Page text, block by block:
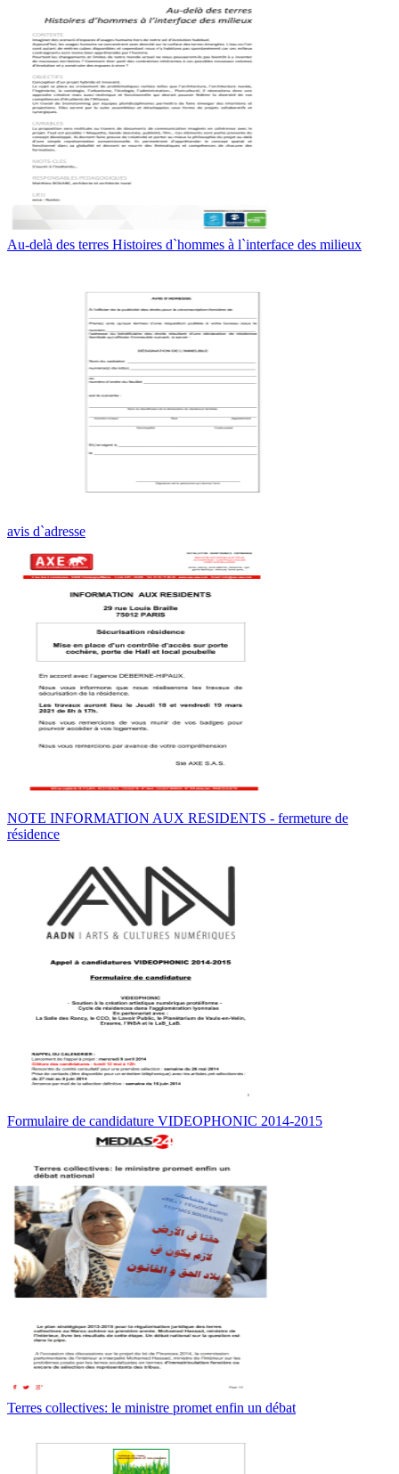
Au-delà des terres Histoires d`hommes à l`interface des milieux
avis d`adresse
NOTE INFORMATION AUX RESIDENTS - fermeture de
résidence
Formulaire de candidature VIDEOPHONIC 2014-2015
Terres collectives: le ministre promet enfin un débat